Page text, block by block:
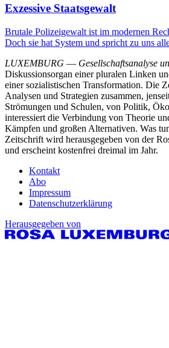
Exzessive Staatsgewalt
Brutale Polizeigewalt ist im modernen
Doch sie hat System und spricht zu uns
LUXEMBURG — Gesellschaftsanalyse
Diskussionsorgan einer pluralen Linken
einer sozialistischen Transformation. Die
Analysen und Strategien zusammen,
Strömungen und Schulen, von Politik,
interessiert die Verbindung von Theorie
Kämpfen und großen Alternativen. Was
Zeitschrift wird herausgegeben von der
und erscheint kostenfrei dreimal im Jahr.
Kontakt
Abo
Impressum
Datenschutzerklärung
Herausgegeben von